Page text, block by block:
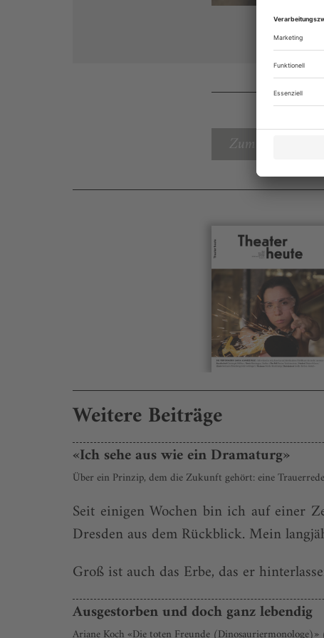
Zum
Weitere Beiträge
«Ich sehe aus wie ein Dramaturg»
Über ein Prinzip, dem die Zukunft gehört: eine
Seit einigen Wochen bin ich auf einer
Dresden aus dem Rückblick. Mein
Groß ist auch das Erbe, das er
Ausgestorben und doch ganz lebendig